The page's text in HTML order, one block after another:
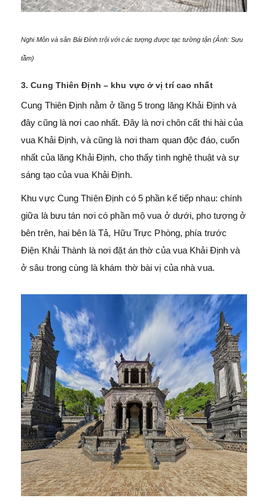
Nghi Môn và sân Bái Đính trội với các tượng được tạc tường tận (Ảnh: Sưu
tầm)
3. Cung Thiên Định – khu vực ở vị trí cao nhất
Cung Thiên Định nằm ở tầng 5 trong lăng Khải Định và
đây cũng là nơi cao nhất. Đây là nơi chôn cất thi hài của
vua Khải Định, và cũng là nơi tham quan độc đáo, cuốn
nhất của lăng Khải Định, cho thấy tình nghệ thuật và sự
sáng tạo của vua Khải Định.
Khu vực Cung Thiên Định có 5 phần kế tiếp nhau: chính
giữa là bưu tán nơi có phần mộ vua ở dưới, pho tượng ở
bên trên, hai bên là Tả, Hữu Trực Phòng, phía trước
Điện Khải Thành là nơi đặt án thờ của vua Khải Định và
ở sâu trong cùng là khám thờ bài vị của nhà vua.